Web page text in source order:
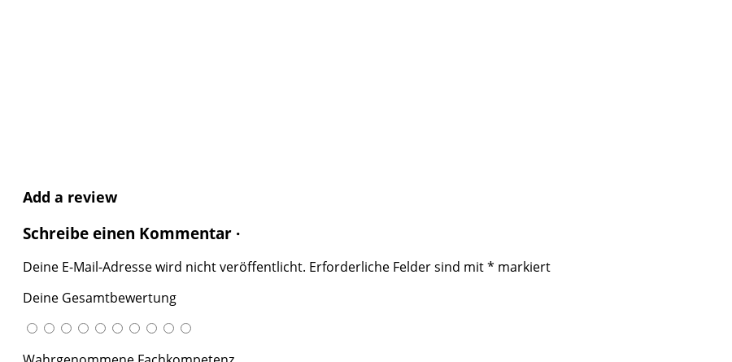
Add a review
Schreibe einen Kommentar ·
Deine E-Mail-Adresse wird nicht veröffentlicht.
Deine Gesamtbewertung